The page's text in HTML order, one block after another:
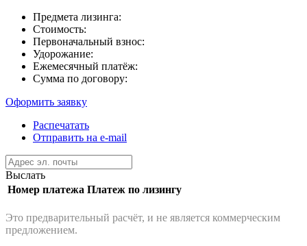
Предмета лизинга:
Стоимость:
Первоначальный взнос:
Удорожание:
Ежемесячный платёж:
Сумма по договору:
Оформить заявку
Распечатать
Отправить на e-mail
Выслать
Номер платежа Платеж по лизингу
Это предварительный расчёт, и не является коммерческим
предложением.